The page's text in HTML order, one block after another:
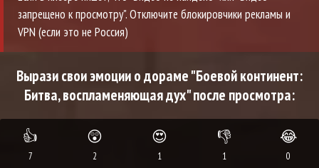
запрещено к просмотру". Отключите блокировчики рекламы и
VPN (если это не Россия)
Вырази свои эмоции о дораме "Боевой континент:
Битва, воспламеняющая дух" после просмотра:
👍
7
😲
2
😍
1
👎
1
😂
0